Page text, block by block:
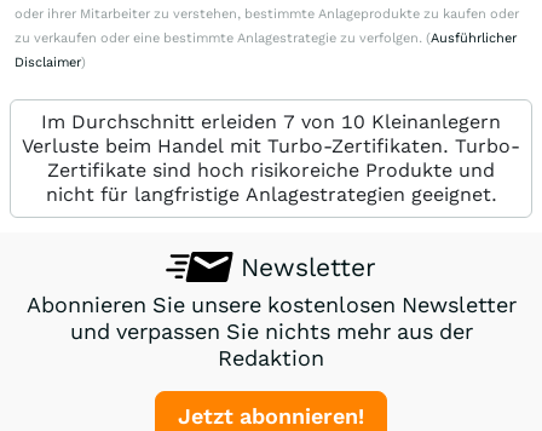
oder ihrer Mitarbeiter zu verstehen, bestimmte Anlageprodukte zu kaufen oder
zu verkaufen oder eine bestimmte Anlagestrategie zu verfolgen. (Ausführlicher
Disclaimer)
Im Durchschnitt erleiden 7 von 10 Kleinanlegern
Verluste beim Handel mit Turbo-Zertifikaten. Turbo-
Zertifikate sind hoch risikoreiche Produkte und
nicht für langfristige Anlagestrategien geeignet.
Newsletter
Abonnieren Sie unsere kostenlosen Newsletter
und verpassen Sie nichts mehr aus der
Redaktion
Jetzt abonnieren!